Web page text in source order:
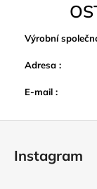
Výrobní
Adresa :
E-mail :
Instagram